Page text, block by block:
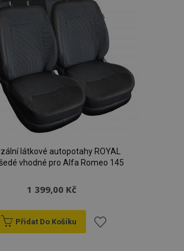
látkové autopotahy ROYAL
vhodné pro Alfa Romeo 145
1 399,00 Kč
Přidat Do Košíku